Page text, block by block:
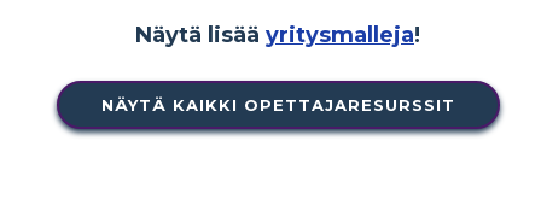
Näytä lisää yritysmalleja!
NÄYTÄ KAIKKI OPETTAJARESURSSIT